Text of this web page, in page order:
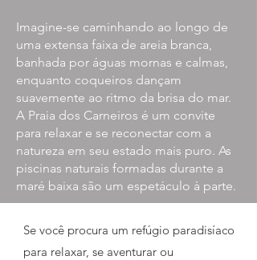
Imagine-se caminhando ao longo de
uma extensa faixa de areia branca,
banhada por águas mornas e calmas,
enquanto coqueiros dançam
suavemente ao ritmo da brisa do mar.
A Praia dos Carneiros é um convite
para relaxar e se reconectar com a
natureza em seu estado mais puro. As
piscinas naturais formadas durante a
maré baixa são um espetáculo à parte.
Se você procura um refúgio paradisíaco
para relaxar, se aventurar ou